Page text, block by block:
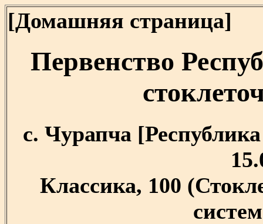
[Домашняя страница]
Первенство
с. Чурапча
Классика, 100